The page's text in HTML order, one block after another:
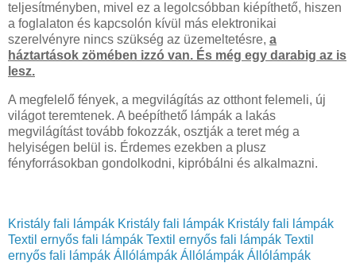
teljesítményben, mivel ez a legolcsóbban kiépíthető, hiszen
a foglalaton és kapcsolón kívül más elektronikai
szerelvényre nincs szükség az üzemeltetésre, a
háztartások zömében izzó van. És még egy darabig az is
lesz.
A megfelelő fények, a megvilágítás az otthont felemeli, új
világot teremtenek. A beépíthető lámpák a lakás
megvilágítást tovább fokozzák, osztják a teret még a
helyiségen belül is. Érdemes ezekben a plusz
fényforrásokban gondolkodni, kipróbálni és alkalmazni.
Kristály fali lámpák Kristály fali lámpák Kristály fali lámpák
Textil ernyős fali lámpák Textil ernyős fali lámpák Textil
ernyős fali lámpák Állólámpák Állólámpák Állólámpák